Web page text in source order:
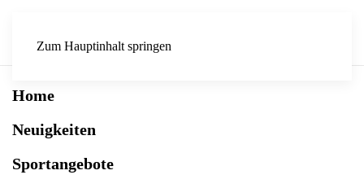
Zum Hauptinhalt springen
Home
Neuigkeiten
Sportangebote